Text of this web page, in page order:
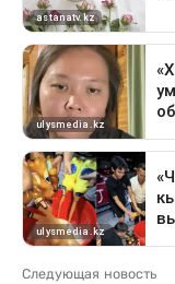
Следующая новость